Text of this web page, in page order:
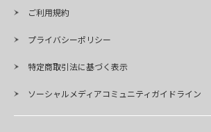
ご利用規約
プライバシーポリシー
特定商取引法に基づく表示
ソーシャルメディアコミュニティガイドライン